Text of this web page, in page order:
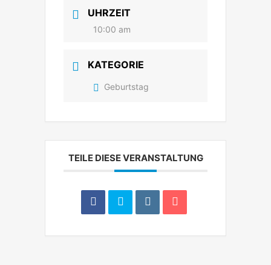
UHRZEIT
10:00 am
KATEGORIE
Geburtstag
TEILE DIESE VERANSTALTUNG